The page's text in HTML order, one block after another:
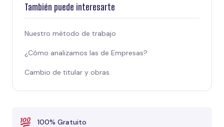
También puede interesarte
Nuestro método de trabajo
¿Cómo analizamos las de Empresas?
Cambio de titular y obras
100% Gratuito